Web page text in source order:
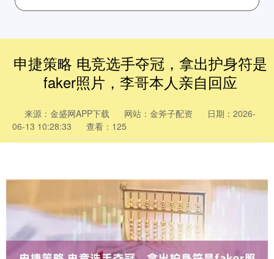
申捷策略 电竞选手夺冠，拿出护身符是
faker照片，李哥本人亲自回应
来源：金盛网APP下载 网站：金斧子配资
日期：2026-
06-13 10:28:33
查看：125